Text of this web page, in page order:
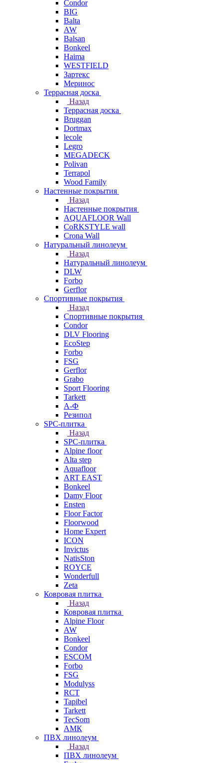
Condor
BIG
Balta
AW
Balsan
Bonkeel
Haima
WESTFIELD
Зартекс
Меринос
Террасная доска
Назад
Террасная доска
Bruggan
Dortmax
lecole
Legro
MEGADECK
Polivan
Terrapol
Wood Family
Настенные покрытия
Назад
Настенные покрытия
AQUAFLOOR Wall
CoRKSTYLE wall
Crona Wall
Натуральный линолеум
Назад
Натуральный линолеум
DLW
Forbo
Gerflor
Спортивные покрытия
Назад
Спортивные покрытия
Condor
DLV Flooring
EcoStep
Forbo
FSG
Gerflor
Grabo
Sport Flooring
Tarkett
А-Ф
Резипол
SPC-плитка
Назад
SPC-плитка
Alpine floor
Alta step
Aquafloor
ART EAST
Bonkeel
Damy Floor
Ensten
Floor Factor
Floorwood
Home Expert
ICON
Invictus
NatisSton
ROYCE
Wonderfull
Zeta
Ковровая плитка
Назад
Ковровая плитка
Alpine Floor
AW
Bonkeel
Condor
ESCOM
Forbo
FSG
Modulyss
RCT
Tapibel
Tarkett
TecSom
АМК
ПВХ линолеум
Назад
ПВХ линолеум